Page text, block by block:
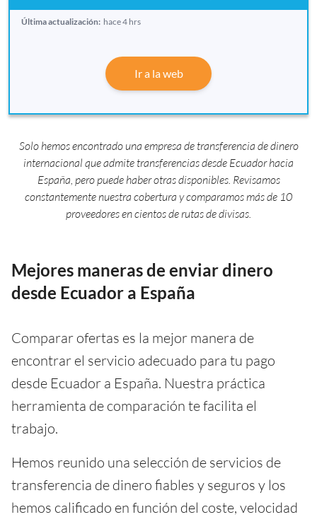
Última actualización: hace 4 hrs
Ir a la web
Solo hemos encontrado una empresa de transferencia de dinero
internacional que admite transferencias desde Ecuador hacia
España, pero puede haber otras disponibles. Revisamos
constantemente nuestra cobertura y comparamos más de 10
proveedores en cientos de rutas de divisas.
Mejores maneras de enviar dinero
desde Ecuador a España
Comparar ofertas es la mejor manera de
encontrar el servicio adecuado para tu pago
desde Ecuador a España. Nuestra práctica
herramienta de comparación te facilita el
trabajo.
Hemos reunido una selección de servicios de
transferencia de dinero fiables y seguros y los
hemos calificado en función del coste, velocidad